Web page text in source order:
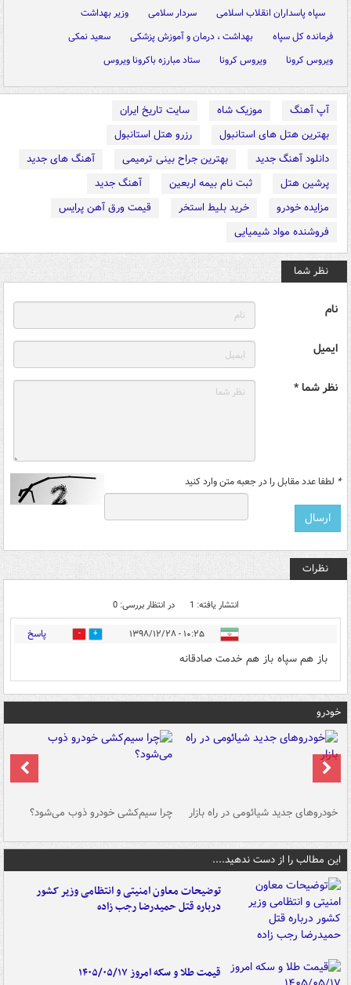
سپاه پاسداران انقلاب اسلامی سردار سلامی
وزیر بهداشت
فرمانده کل سپاه
بهداشت ، درمان و آموزش پزشکی
سعید نمکی
ویروس کرونا
ویروس کرونا ستاد مبارزه باکرونا ویروس
آپ آهنگ موزیک شاه
سایت تاریخ ایران
بهترین هتل های استانبول
رزرو هتل استانبول
دانلود آهنگ جدید
بهترین جراح بینی ترمیمی
آهنگ های جدید
پرشین هتل
ثبت نام بیمه اربعین
آهنگ جدید
مزایده خودرو
خرید بلیط استخر
قیمت ورق آهن پرایس
فروشنده مواد شیمیایی
نظر شما
نام
ایمیل
نظر شما *
* لطفا عدد مقابل را در جعبه متن وارد کنید
نظرات
انتشار یافته: 1 در انتظار بررسی: 0
۱۰:۲۵ - ۱۳۹۸/۱۲/۲۸ 8 پاسخ
باز هم سپاه باز هم خدمت صادقانه
خودرو
خودروهای جدید شیائومی در راه بازار چرا سیم‌کشی خودرو ذوب می‌شود؟
این مطالب را از دست ندهید....
توضیحات معاون امنیتی و انتظامی وزیر کشور
درباره قتل حمیدرضا رجب زاده
قیمت طلا و سکه امروز ۱۴۰۵/۰۵/۱۷